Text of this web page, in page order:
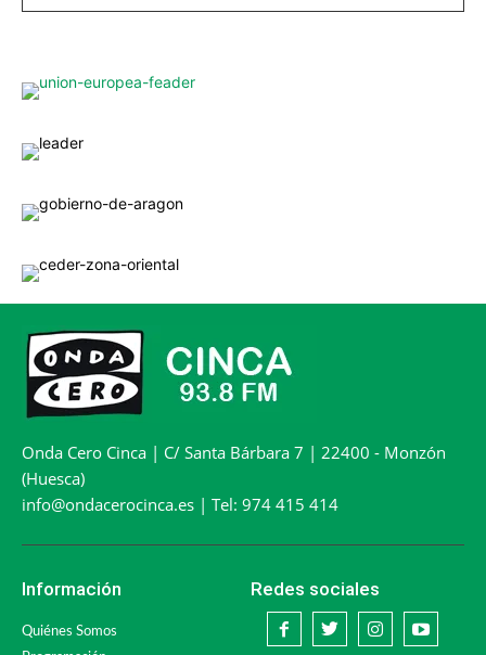
Onda Cero Cinca | C/ Santa Bárbara 7 | 22400 - Monzón
(Huesca)
info@ondacerocinca.es | Tel: 974 415 414
Información
Quiénes Somos
Redes sociales